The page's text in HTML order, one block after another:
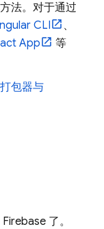
法。对于通过
CLI
、
App
等
包器与
了。